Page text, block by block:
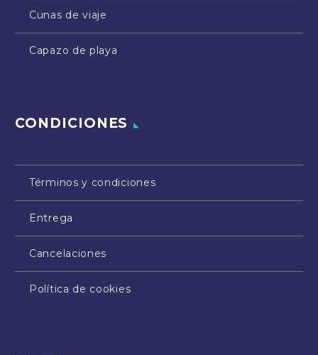
Cunas de viaje
Capazo de playa
CONDICIONES
Términos y condiciones
Entrega
Cancelaciones
Política de cookies